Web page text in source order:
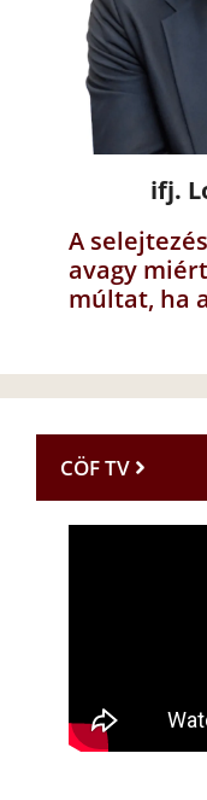
ifj.
A
avagy
múltat, ha
CÖF TV